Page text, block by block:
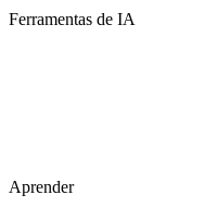
Ferramentas de IA
Aprender